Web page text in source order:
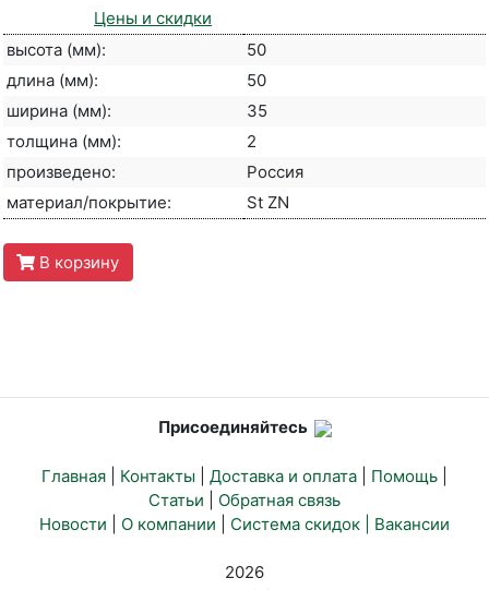
Цены и скидки
высота (мм):
50
длина (мм):
50
ширина (мм):
35
толщина (мм):
2
произведено:
Россия
материал/покрытие:
St ZN
В корзину
Присоединяйтесь
Главная Контакты Доставка и оплата Помощь
Статьи
Обратная связь
Новости
О компании Система скидок | Вакансии
2026